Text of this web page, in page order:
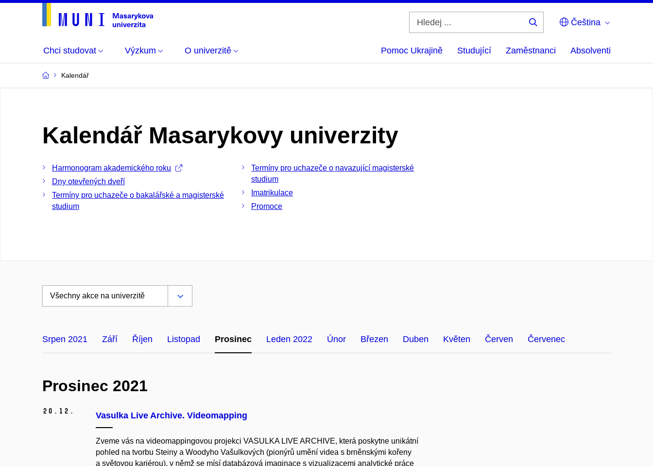
Čeština
Chci studovat Výzkum O univerzitě Pomoc Ukrajině Studující Zaměstnanci Absolventi
Kalendář
Kalendář Masarykovy univerzity
Harmonogram akademického roku
Dny otevřených dveří
Termíny pro uchazeče o bakalářské a magisterské
studium
Termíny pro uchazeče o navazující magisterské
studium
Imatrikulace
Promoce
Srpen 2021 Září Říjen Listopad Prosinec Leden 2022 Únor Březen Duben Květen Červen Červenec
Prosinec 2021
20. 12. Vasulka Live Archive. Videomapping
Zveme vás na videomappingovou projekci VASULKA LIVE ARCHIVE, která poskytne unikátní
pohled na tvorbu Steiny a Woodyho Vašulkových (pionýrů umění videa s brněnskými kořeny
a světovou kariérou), v němž se mísí databázová imaginace s vizualizacemi analytické práce